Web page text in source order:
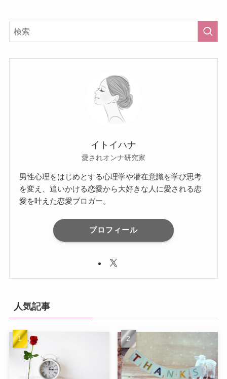
イトイハナ
愛されオンナ研究家
男性心理をはじめとする心理学や潜在意識を学び思考
を変え、追いかける恋愛から大好きな人に愛される恋
愛を叶えた恋愛ブロガー。
プロフィール
人気記事